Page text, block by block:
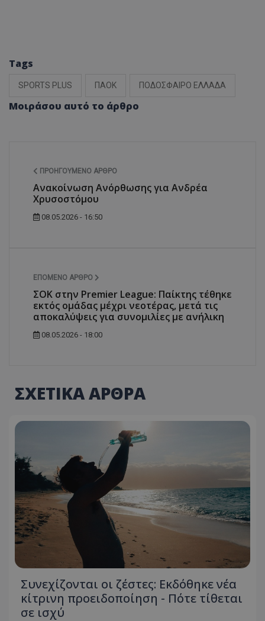
Tags
SPORTS PLUS ΠΑΟΚ ΠΟΔΟΣΦΑΙΡΟ ΕΛΛΑΔΑ
Μοιράσου αυτό το άρθρο
ΠΡΟΗΓΟΎΜΕΝΟ ΆΡΘΡΟ
Ανακοίνωση Ανόρθωσης για Ανδρέα
Χρυσοστόμου
08.05.2026 - 16:50
ΕΠΌΜΕΝΟ ΆΡΘΡΟ
ΣΟΚ στην Premier League: Παίκτης τέθηκε
εκτός ομάδας μέχρι νεοτέρας, μετά τις
αποκαλύψεις για συνομιλίες με ανήλικη
08.05.2026 - 18:00
ΣΧΕΤΙΚΑ ΑΡΘΡΑ
Συνεχίζονται οι ζέστες: Εκδόθηκε νέα
κίτρινη προειδοποίηση - Πότε τίθεται
σε ισχύ